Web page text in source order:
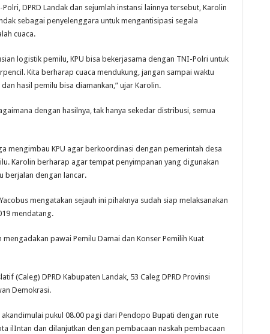
DPRD Landak dan sejumlah instansi lainnya tersebut, Karolin
sebagai penyelenggara untuk mengantisipasi segala
cuaca.
logistik pemilu, KPU bisa bekerjasama dengan TNI-Polri untuk
Kita berharap cuaca mendukung, jangan sampai waktu
hasil pemilu bisa diamankan,” ujar Karolin.
dengan hasilnya, tak hanya sekedar distribusi, semua
mengimbau KPU agar berkoordinasi dengan pemerintah desa
Karolin berharap agar tempat penyimpanan yang digunakan
berjalan dengan lancar.
mengatakan sejauh ini pihaknya sudah siap melaksanakan
mendatang.
pawai Pemilu Damai dan Konser Pemilih Kuat
(Caleg) DPRD Kabupaten Landak, 53 Caleg DPRD Provinsi
Demokrasi.
pukul 08.00 pagi dari Pendopo Bupati dengan rute
ilIntan dan dilanjutkan dengan pembacaan naskah pembacaan